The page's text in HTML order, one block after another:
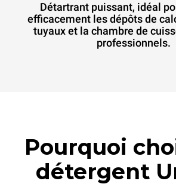
Détartrant puissant, idéal
efficacement les dépôts de
tuyaux et la chambre de
professionnels.
Pourquoi
détergent